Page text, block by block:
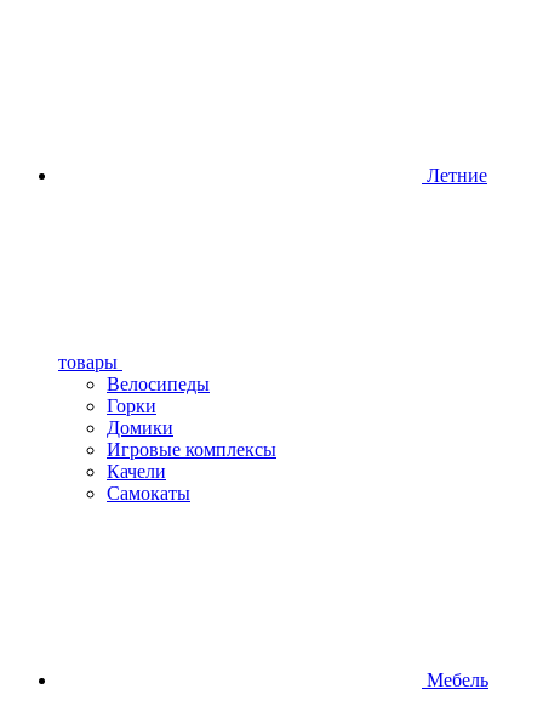
Летние
товары
Велосипеды
Горки
Домики
Игровые комплексы
Качели
Самокаты
Мебель